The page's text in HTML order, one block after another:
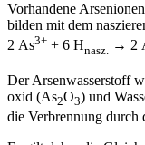
Vorhandene
bilden mit dem
2 As3+ + 6 Hnasz. → 2
Der Arsenwasserstoff
oxid (As2O3) und
die Verbrennung durch